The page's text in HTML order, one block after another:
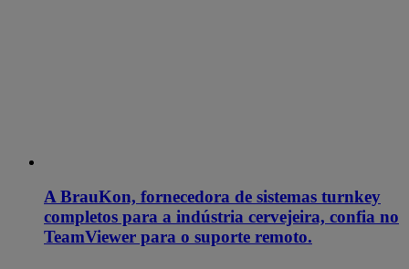
A BrauKon, fornecedora de sistemas turnkey
completos para a indústria cervejeira, confia no
TeamViewer para o suporte remoto.